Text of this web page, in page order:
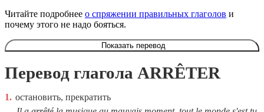
Читайте подробнее о спряжении правильных глаголов и
почему этого не надо бояться.
Показать перевод
Перевод глагола ARRÊTER
1. остановить, прекратить